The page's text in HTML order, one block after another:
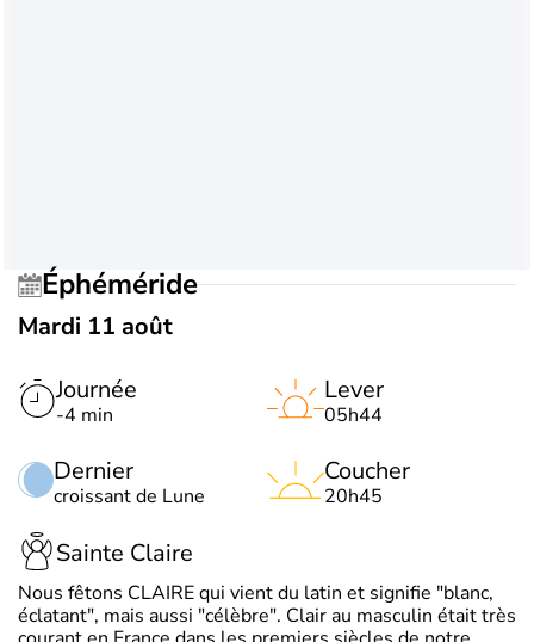
Éphéméride
Mardi 11 août
Journée
-4 min
Dernier
croissant de Lune
Lever
05h44
Coucher
20h45
Sainte Claire
Nous fêtons CLAIRE qui vient du latin et signifie "blanc,
éclatant", mais aussi "célèbre". Clair au masculin était très